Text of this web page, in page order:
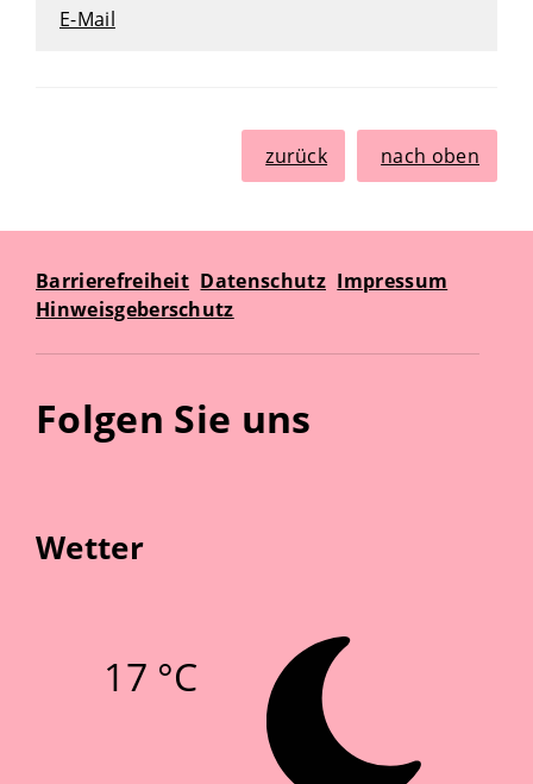
E-Mail
zurück nach oben
Barrierefreiheit Datenschutz Impressum
Hinweisgeberschutz
Folgen Sie uns
Wetter
17 °C